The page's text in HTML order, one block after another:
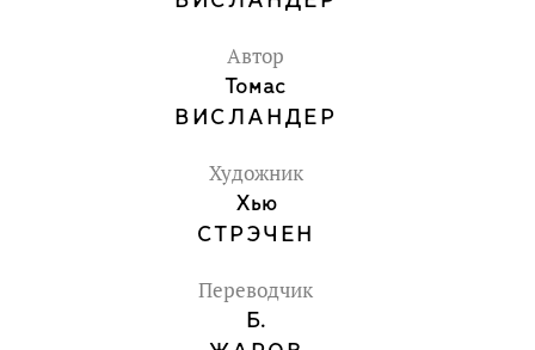
Автор
Томас
ВИСЛАНДЕР
Художник
Хью
СТРЭЧЕН
Переводчик
Б.